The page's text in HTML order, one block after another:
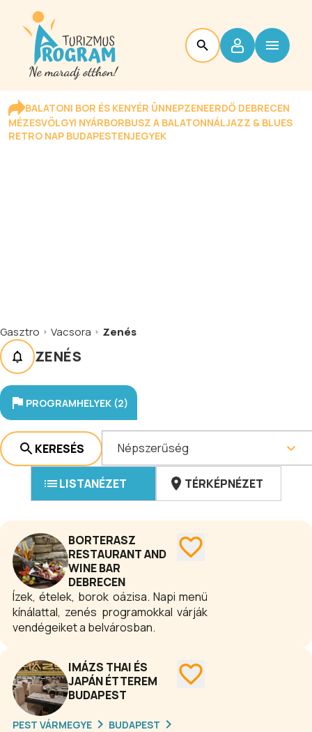
BALATONI BOR ÉS KENYÉR ÜNNEPZENEERDŐ DEBRECEN
MÉZESVÖLGYI NYÁRBORBUSZ A BALATONNÁLJAZZ & BLUES
RETRO NAP BUDAPESTENJEGYEK
Gasztro Vacsora Zenés
ZENÉS
PROGRAMHELYEK (2)
KERESÉS Népszerűség
LISTANÉZET TÉRKÉPNÉZET
BORTERASZ
RESTAURANT AND
WINE BAR
DEBRECEN
Ízek, ételek, borok oázisa. Napi menü
kínálattal, zenés programokkal várják
vendégeiket a belvárosban.
IMÁZS THAI ÉS
JAPÁN ÉTTEREM
BUDAPEST
PEST VÁRMEGYE
BUDAPEST